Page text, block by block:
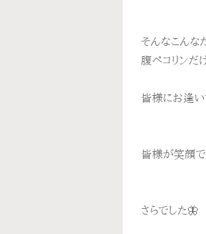
そんなこんな
腹ペコリンだ
皆様にお逢い
皆様が笑顔で
さらでした🦋